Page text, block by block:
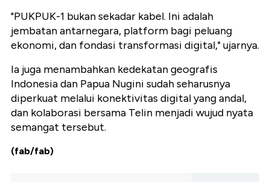
"PUKPUK-1 bukan sekadar kabel. Ini adalah
jembatan antarnegara, platform bagi peluang
ekonomi, dan fondasi transformasi digital," ujarnya.
Ia juga menambahkan kedekatan geografis
Indonesia dan Papua Nugini sudah seharusnya
diperkuat melalui konektivitas digital yang andal,
dan kolaborasi bersama Telin menjadi wujud nyata
semangat tersebut.
(fab/fab)